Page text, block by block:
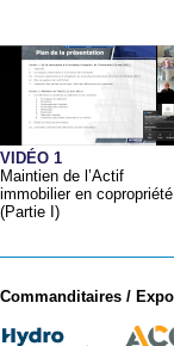
VIDÉO 1
Maintien de l’Actif
immobilier en copropriété
(Partie I)
Commanditaires /